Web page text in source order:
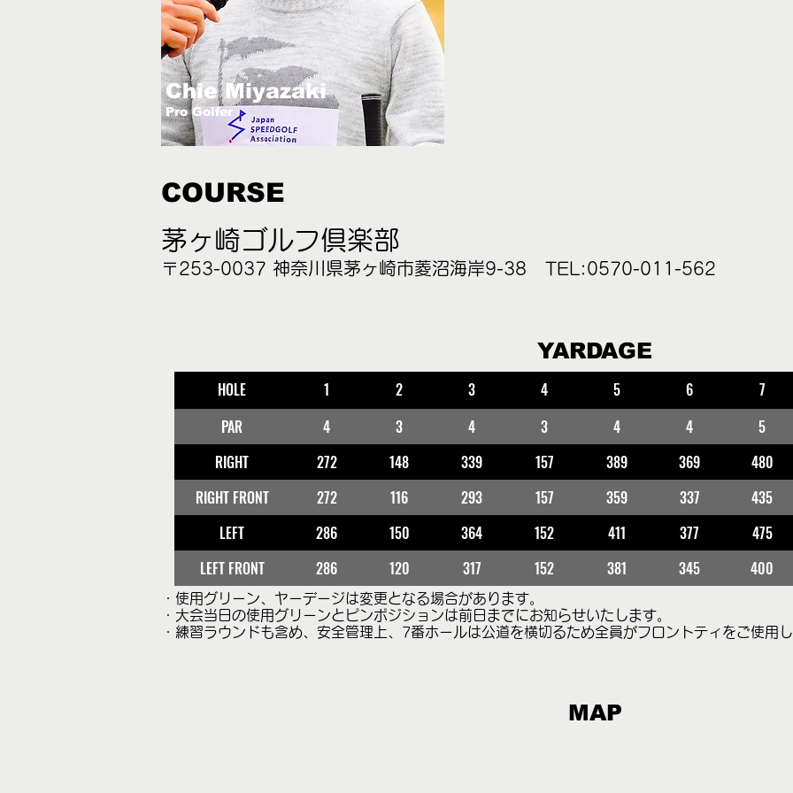
Chie Miyazaki
Pro Golfer
COURSE
茅ヶ崎ゴルフ倶楽部
〒253-0037 神奈川県茅ヶ崎市菱沼海岸9-38 TEL:0570-011-562
YARDAGE
HOLE 1 2 3 4 5 6 7
PAR
4 3 4 3 4 4 5
RIGHT
272 148 339 157 389 369 480
RIGHT FRONT
272 116 293 157 359 337 435
LEFT
286 150 364 152 411 377 475
LEFT FRONT
286 120 317 152 381 345 400
・使用グリーン、ヤーデージは変更となる場合があります。
・大会当日の使用グリーンとピンポジションは前日までにお知らせいたします。
・練習ラウンドも含め、安全管理上、7番ホールは公道を横切るため全員がフロントティをご使用し
MAP